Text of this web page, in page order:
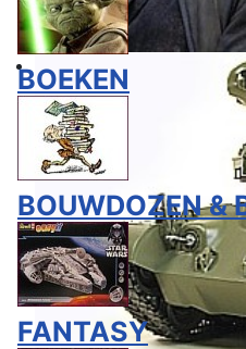
BOEKEN
BOUWDOZEN &
FANTASY